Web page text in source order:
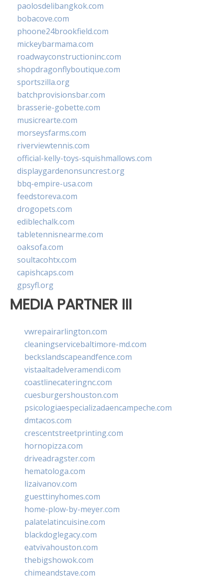
paolosdelibangkok.com
bobacove.com
phoone24brookfield.com
mickeybarmama.com
roadwayconstructioninc.com
shopdragonflyboutique.com
sportszilla.org
batchprovisionsbar.com
brasserie-gobette.com
musicrearte.com
morseysfarms.com
riverviewtennis.com
official-kelly-toys-squishmallows.com
displaygardenonsuncrest.org
bbq-empire-usa.com
feedstoreva.com
drogopets.com
ediblechalk.com
tabletennisnearme.com
oaksofa.com
soultacohtx.com
capishcaps.com
gpsyfl.org
MEDIA PARTNER III
vwrepairarlington.com
cleaningservicebaltimore-md.com
beckslandscapeandfence.com
vistaaltadelveramendi.com
coastlinecateringnc.com
cuesburgershouston.com
psicologiaespecializadaencampeche.com
dmtacos.com
crescentstreetprinting.com
hornopizza.com
driveadragster.com
hematologa.com
lizaivanov.com
guesttinyhomes.com
home-plow-by-meyer.com
palatelatincuisine.com
blackdoglegacy.com
eatvivahouston.com
thebigshowok.com
chimeandstave.com